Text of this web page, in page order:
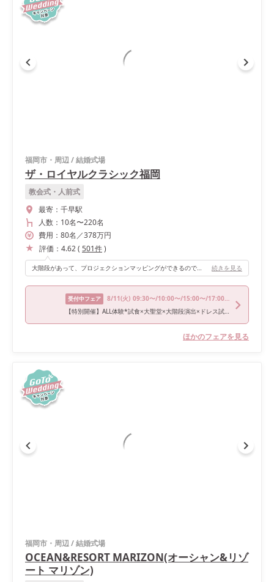
福岡市・周辺/結婚式場
ザ・ロイヤルクラシック福岡
教会式・人前式
最寄： 千早駅
人数： 10名〜220名
費用： 80名 ／378万円
評価： 4.62( 501件)
大階段があって、プロジェクションマッピングができるので、綺麗な光の中、登場することができてオススメです！ その他左右から、他の入り口から… 色々な登場方法がありオリジナリティが出せるので面白いです！！ 続きを見る
受付中フェア 8/11(火) 09:30〜/10:00〜/15:00〜/17:00〜
【特別開催】ALL体験*試食×大聖堂×大階段演出×ドレス試着
ほかのフェアを見る
福岡市・周辺/結婚式場
OCEAN&RESORT MARIZON(オーシャン&リゾ
ート マリゾン)